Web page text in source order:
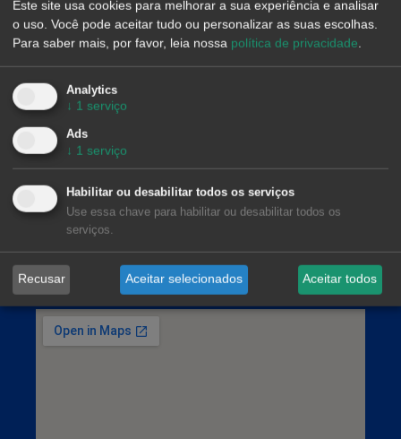
AleaSoft Barcelona
(+34) 900 10 21 61
Este site usa cookies para melhorar a sua experiência e analisar
o uso. Você pode aceitar tudo ou personalizar as suas escolhas.
Para saber mais, por favor, leia nossa política de privacidade.
Analytics
↓ 1 serviço
Ads
↓ 1 serviço
Habilitar ou desabilitar todos os serviços
Use essa chave para habilitar ou desabilitar todos os
serviços.
Recusar Aceitar selecionados Aceitar todos